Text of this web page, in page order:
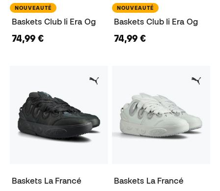
NOUVEAUTÉ
Baskets Club Ii Era Og
74,99 €
NOUVEAUTÉ
Baskets Club Ii Era Og
74,99 €
Baskets La Francé Baskets La Francé